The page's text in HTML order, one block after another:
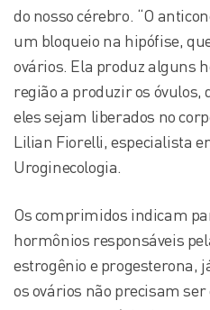
do nosso cérebro. “O
um bloqueio na hipófise,
ovários. Ela produz alguns
região a produzir os óvulos,
eles sejam liberados no
Lilian Fiorelli, especialista
Uroginecologia.
Os comprimidos indicam
hormônios responsáveis
estrogênio e progesterona,
os ovários não precisam